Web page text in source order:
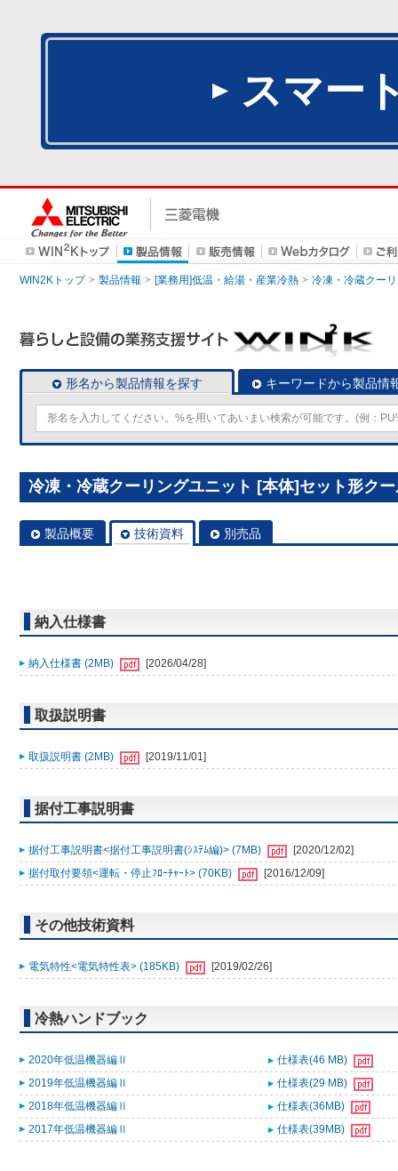
スマー
WIN2Kトップ 製品情報 [業務用]低温・給湯・産業冷熱 冷凍・冷蔵クー
形名から製品情報を探す キーワードから製品情
冷凍・冷蔵クーリングユニット [本体]セット形ク
製品概要 技術資料 別売品
納入仕様書
納入仕様書 (2MB) [2026/04/28]
取扱説明書
取扱説明書 (2MB) [2019/11/01]
据付工事説明書
据付工事説明書<据付工事説明書(ｼｽﾃﾑ編)> (7MB)
[2020/12/02]
据付取付要領<運転・停止ﾌﾛｰﾁｬｰﾄ> (70KB)
[2016/12/09]
その他技術資料
電気特性<電気特性表> (185KB) [2019/02/26]
冷熱ハンドブック
2020年低温機器編Ⅱ
仕様表(46 MB)
2019年低温機器編Ⅱ
仕様表(29 MB)
2018年低温機器編Ⅱ
仕様表(36MB)
2017年低温機器編Ⅱ
仕様表(39MB)